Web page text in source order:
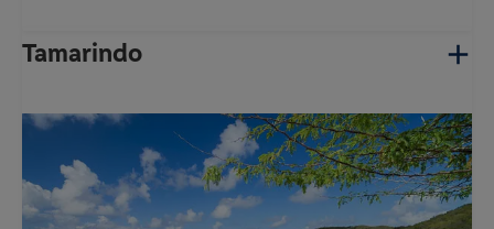
Tamarindo